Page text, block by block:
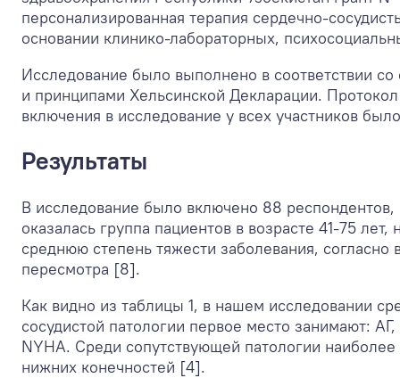
персонализированная терапия сердечно-
основании клинико-лабораторных,
Исследование было выполнено в соответствии
и принципами Хельсинской Декларации.
включения в исследование у всех участников
Результаты
В исследование было включено 88
оказалась группа пациентов в возрасте 41-75
среднюю степень тяжести заболевания,
пересмотра [8].
Как видно из таблицы 1, в нашем исследовании
сосудистой патологии первое место занимают:
NYHA. Среди сопутствующей патологии
нижних конечностей [4].